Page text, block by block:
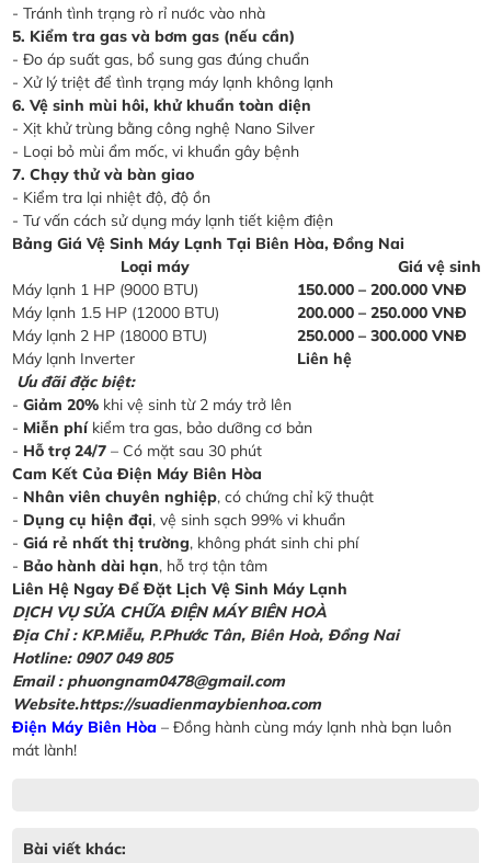
- Tránh tình trạng rò rỉ nước vào nhà
5. Kiểm tra gas và bơm gas (nếu cần)
- Đo áp suất gas, bổ sung gas đúng chuẩn
- Xử lý triệt để tình trạng máy lạnh không lạnh
6. Vệ sinh mùi hôi, khử khuẩn toàn diện
- Xịt khử trùng bằng công nghệ Nano Silver
- Loại bỏ mùi ẩm mốc, vi khuẩn gây bệnh
7. Chạy thử và bàn giao
- Kiểm tra lại nhiệt độ, độ ồn
- Tư vấn cách sử dụng máy lạnh tiết kiệm điện
Bảng Giá Vệ Sinh Máy Lạnh Tại Biên Hòa, Đồng Nai
Loại máy
Giá vệ sinh
Máy lạnh 1 HP (9000 BTU)
150.000 – 200.000 VNĐ
Máy lạnh 1.5 HP (12000 BTU)
200.000 – 250.000 VNĐ
Máy lạnh 2 HP (18000 BTU)
250.000 – 300.000 VNĐ
Máy lạnh Inverter
Liên hệ
Ưu đãi đặc biệt:
-Giảm 20% khi vệ sinh từ 2 máy trở lên
- Miễn phíkiểm tra gas, bảo dưỡng cơ bản
- Hỗ trợ 24/7 – Có mặt sau 30 phút
Cam Kết Của Điện Máy Biên Hòa
- Nhân viên chuyên nghiệp, có chứng chỉ kỹ thuật
- Dụng cụ hiện đại, vệ sinh sạch 99% vi khuẩn
-Giá rẻ nhất thị trường, không phát sinh chi phí
- Bảo hành dài hạn, hỗ trợ tận tâm
Liên Hệ Ngay Để Đặt Lịch Vệ Sinh Máy Lạnh
DỊCH VỤ SỬA CHỮA ĐIỆN MÁY BIÊN HOÀ
Địa Chỉ :KP.Miễu, P.Phước Tân, Biên Hoà, Đồng Nai
Hotline: 0907 049 805
Email : phuongnam0478@gmail.com
Website.https://suadienmaybienhoa.com
Điện Máy Biên Hòa – Đồng hành cùng máy lạnh nhà bạn luôn
mát lành!
Bài viết khác: